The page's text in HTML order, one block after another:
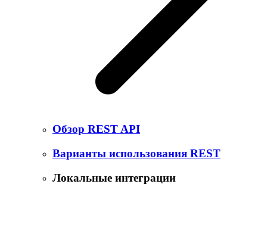
Обзор REST API
Варианты использования REST
Локальные интеграции